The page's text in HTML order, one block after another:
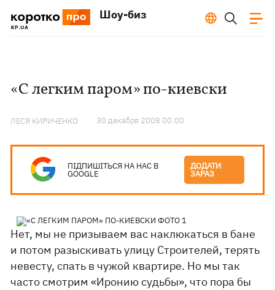
Шоу-биз
«С легким паром» по-киевски
ЛЕСЯ КИРИЧЕНКО 30 декабря 2008 00:00
ПІДПИШІТЬСЯ НА НАС В
GOOGLE
ДОДАТИ
ЗАРАЗ
Нет, мы не призываем вас наклюкаться в бане
и потом разыскивать улицу Строителей, терять
невесту, спать в чужой квартире. Но мы так
часто смотрим «Иронию судьбы», что пора бы